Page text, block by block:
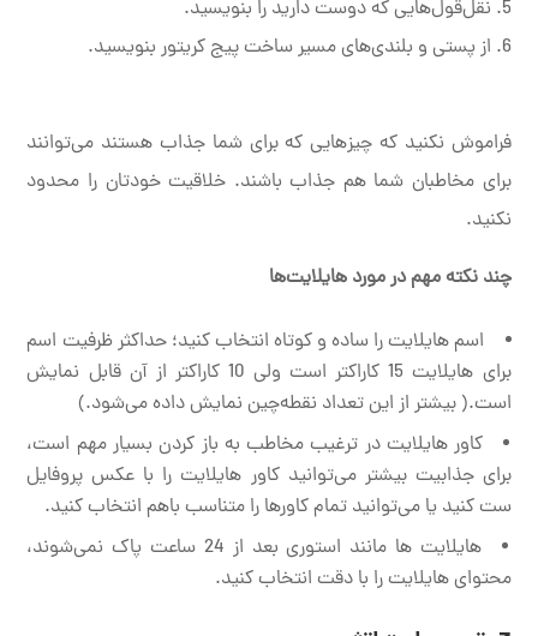
5. نقل‌قول‌هایی که دوست دارید را بنویسید.
6. از پستی و بلندی‌های مسیر ساخت پیج کریتور بنویسید.
فراموش نکنید که چیزهایی که برای شما جذاب هستند می‌توانند
برای مخاطبان شما هم جذاب باشند. خلاقیت خودتان را محدود
نکنید.
چند نکته مهم در مورد هایلایت‌ها
اسم هایلایت را ساده و کوتاه انتخاب کنید؛ حداکثر ظرفیت اسم
برای هایلایت 15 کاراکتر است ولی 10 کاراکتر از آن قابل نمایش
است.( بیشتر از این تعداد نقطه‌چین نمایش داده می‌شود.)
کاور هایلایت در ترغیب مخاطب به باز کردن بسیار مهم است،
برای جذابیت بیشتر می‌توانید کاور هایلایت را با عکس پروفایل
ست کنید یا می‌توانید تمام کاور‌ها را متناسب باهم انتخاب کنید.
هایلایت ها مانند استوری بعد از 24 ساعت پاک نمی‌شوند،
محتوای هایلایت را با دقت انتخاب کنید.